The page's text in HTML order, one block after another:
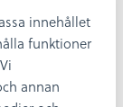
innehållet
funktioner
annan